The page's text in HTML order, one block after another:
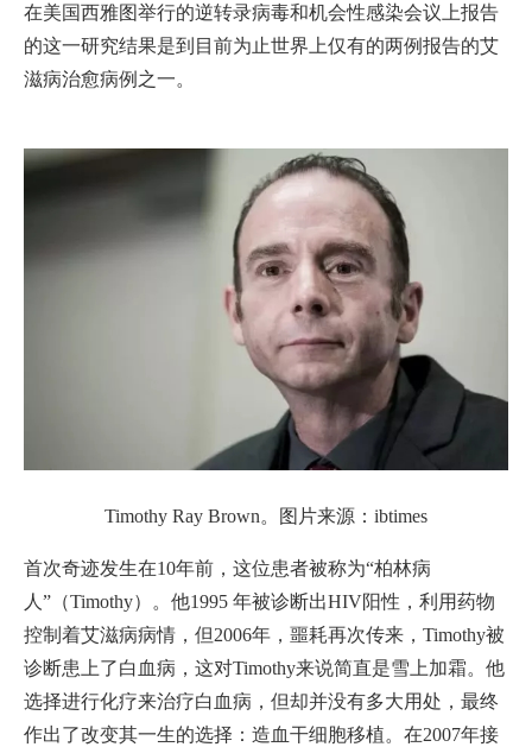
在美国西雅图举行的逆转录病毒和机会性感染会议上报告
的这一研究结果是到目前为止世界上仅有的两例报告的艾
滋病治愈病例之一。
Timothy Ray Brown。图片来源：ibtimes
首次奇迹发生在10年前，这位患者被称为“柏林病
人”（Timothy）。他1995 年被诊断出HIV阳性，利用药物
控制着艾滋病病情，但2006年，噩耗再次传来，Timothy被
诊断患上了白血病，这对Timothy来说简直是雪上加霜。他
选择进行化疗来治疗白血病，但却并没有多大用处，最终
作出了改变其一生的选择：造血干细胞移植。在2007年接